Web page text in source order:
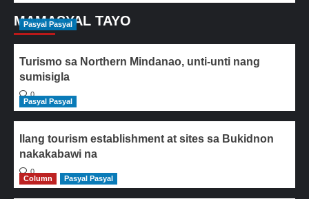
MAMASYAL TAYO
Pasyal Pasyal
Turismo sa Northern Mindanao, unti-unti nang
sumisigla
0
Pasyal Pasyal
Ilang tourism establishment at sites sa Bukidnon
nakakabawi na
0
Column
Pasyal Pasyal